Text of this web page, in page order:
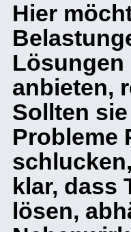
Hier
Lösungen
anbieten,
Sollten
Probleme
klar, dass
lösen,